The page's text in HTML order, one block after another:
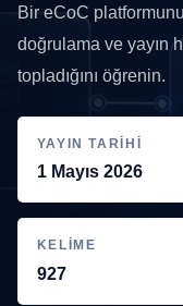
Bir eCoC
doğrulama ve yayın
topladığını öğrenin.
YAYIN TARIHI
1 Mayıs 2026
KELIME
927